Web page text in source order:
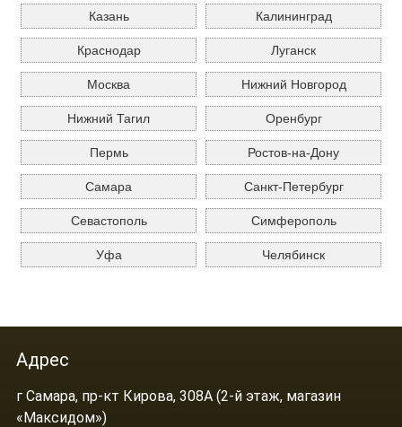
Казань Калининград
Краснодар Луганск
Москва Нижний Новгород
Нижний Тагил Оренбург
Пермь Ростов-на-Дону
Самара Санкт-Петербург
Севастополь Симферополь
Уфа Челябинск
Адрес
г Самара, пр-кт Кирова, 308А (2-й этаж, магазин
«Максидом»)